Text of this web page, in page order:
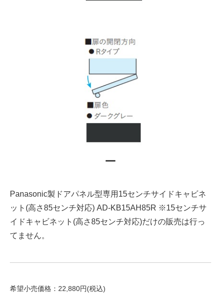
Panasonic製ドアパネル型専用15センチサイドキャビネ
ット(高さ85センチ対応) AD-KB15AH85R ※15センチサ
イドキャビネット(高さ85センチ対応)だけの販売は行っ
てません。
希望小売価格：22,880円(税込)